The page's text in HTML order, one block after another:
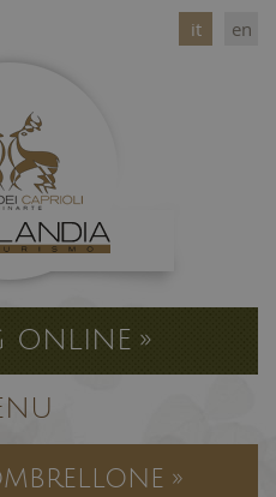
it en
ONLINE »
»